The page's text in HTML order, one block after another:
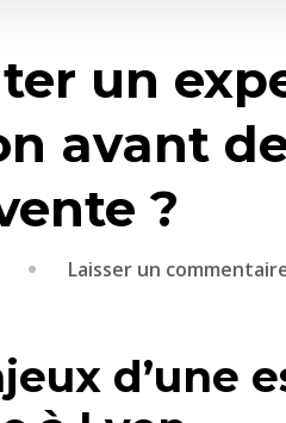
un
avant
?
Laisser un
d’une